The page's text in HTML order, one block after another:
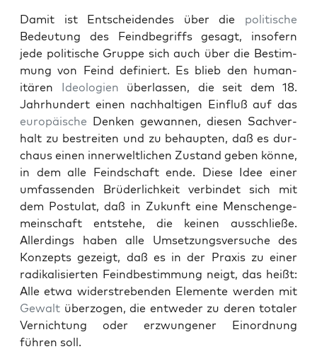
Damit ist Entschei­den­des über die poli­tis­che
Bedeu­tung des Feind­be­griffs gesagt, insofern
jede poli­tis­che Gruppe sich auch über die Bes­tim­
mung von Feind definiert. Es blieb den human­
itären Ide­olo­gien über­lassen, die seit dem 18.
Jahrhun­dert einen nach­halti­gen Ein­fluß auf das
europäis­che Denken gewan­nen, diesen Sachver­
halt zu bestre­it­en und zu behaupten, daß es dur­
chaus einen inner­weltlichen Zus­tand geben könne,
in dem alle Feind­schaft ende. Diese Idee ein­er
umfassenden Brüder­lichkeit verbindet sich mit
dem Pos­tu­lat, daß in Zukun­ft eine Men­schenge­
mein­schaft entste­he, die keinen auss­chließe.
Allerd­ings haben alle Umset­zungsver­suche des
Konzepts gezeigt, daß es in der Prax­is zu ein­er
radikalisierten Feindbes­tim­mung neigt, das heißt:
Alle etwa wider­streben­den Ele­mente wer­den mit
Gewalt über­zo­gen, die entwed­er zu deren totaler
Ver­nich­tung oder erzwun­gener Einord­nung
führen soll.